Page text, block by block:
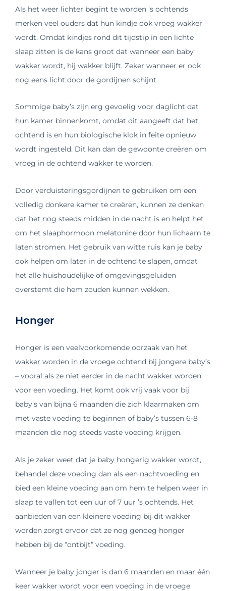
Als het weer lichter begint te worden ’s ochtends
merken veel ouders dat hun kindje ook vroeg wakker
wordt. Omdat kindjes rond dit tijdstip in een lichte
slaap zitten is de kans groot dat wanneer een baby
wakker wordt, hij wakker blijft. Zeker wanneer er ook
nog eens licht door de gordijnen schijnt.
Sommige baby’s zijn erg gevoelig voor daglicht dat
hun kamer binnenkomt, omdat dit aangeeft dat het
ochtend is en hun biologische klok in feite opnieuw
wordt ingesteld. Dit kan dan de gewoonte creëren om
vroeg in de ochtend wakker te worden.
Door verduisteringsgordijnen te gebruiken om een ​​
volledig donkere kamer te creëren, kunnen ze denken
dat het nog steeds midden in de nacht is en helpt het
om het slaaphormoon melatonine door hun lichaam te
laten stromen. Het gebruik van witte ruis kan je baby
ook helpen om later in de ochtend te slapen, omdat
het alle huishoudelijke of omgevingsgeluiden
overstemt die hem zouden kunnen wekken.
Honger
Honger is een veelvoorkomende oorzaak van het
wakker worden in de vroege ochtend bij jongere baby’s
– vooral als ze niet eerder in de nacht wakker worden
voor een voeding. Het komt ook vrij vaak voor bij
baby’s van bijna 6 maanden die zich klaarmaken om
met vaste voeding te beginnen of baby’s tussen 6-8
maanden die nog steeds vaste voeding krijgen.
Als je zeker weet dat je baby hongerig wakker wordt,
behandel deze voeding dan als een nachtvoeding en
bied een kleine voeding aan om hem te helpen weer in
slaap te vallen tot een uur of 7 uur ’s ochtends. Het
aanbieden van een kleinere voeding bij dit wakker
worden zorgt ervoor dat ze nog genoeg honger
hebben bij de “ontbijt” voeding.
Wanneer je baby jonger is dan 6 maanden en maar één
keer wakker wordt voor een voeding in de vroege